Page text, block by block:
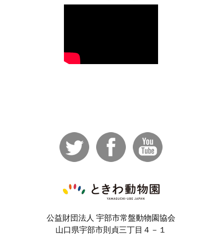
公益財団法人 宇部市常盤動物園協会
山口県宇部市則貞三丁目４－１